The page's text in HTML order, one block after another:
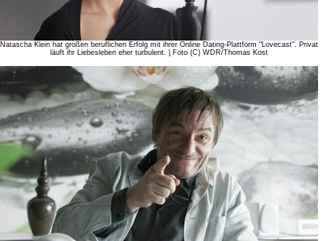
Natascha Klein hat großen beruflichen Erfolg mit ihrer Online Dating-Plattform "Lovecast". Privat
läuft ihr Liebesleben eher turbulent. | Foto (C) WDR/Thomas Kost